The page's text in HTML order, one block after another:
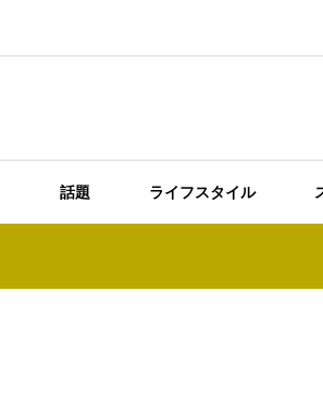
話題 ライフスタイル